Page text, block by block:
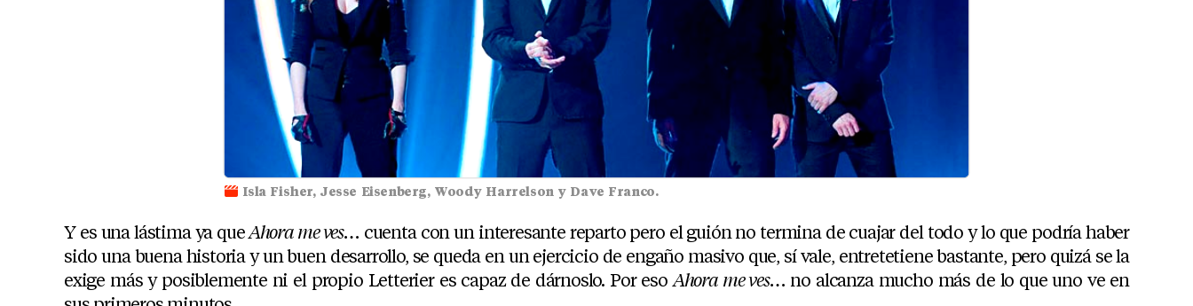
Isla Fisher, Jesse Eisenberg, Woody Harrelson y Dave Franco.
Y es una lástima ya queAhora me ves… cuenta con un interesante reparto pero el guión no termina de cuajar del todo y lo que podría haber
sido una buena historia y un buen desarrollo, se queda en un ejercicio de engaño masivo que, sí vale, entretetiene bastante, pero quizá se la
exige más y posiblemente ni el propio Letterier es capaz de dárnoslo. Por eso Ahora me ves… no alcanza mucho más de lo que uno ve en